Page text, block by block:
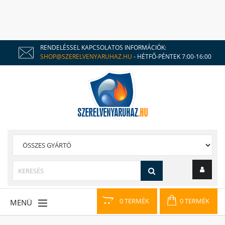
RENDELÉSSEL KAPCSOLATOS INFORMÁCIÓK:
SHOP@SZERELVENYARUHAZ.HU - HÉTFŐ-PÉNTEK 7:00-16:00
0 TERMÉK 0 TERMÉK
MENÜ